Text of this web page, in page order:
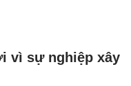
vì sự nghiệp xây